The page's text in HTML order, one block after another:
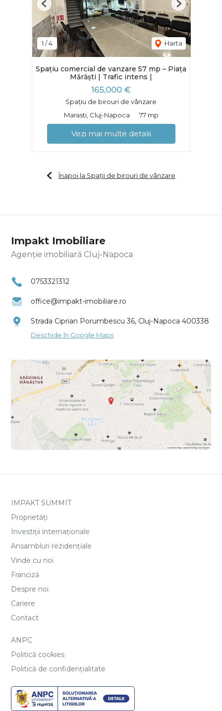
1 /4 Harta
Previous Next
Spațiu comercial de vanzare 57 mp – Piața
Mărăști | Trafic intens |
165,000 €
Spațiu de birouri de vânzare
Marasti, Cluj-Napoca
77 mp
Vezi mai multe detalii
Înapoi la Spații de birouri de vânzare
Impakt Imobiliare
Agenție imobiliară Cluj-Napoca
0753321312
office@impakt-imobiliare.ro
Strada Ciprian Porumbescu 36, Cluj-Napoca 400338
Deschide în Google Maps
IMPAKT SUMMIT
Proprietăți
Investiții internaționale
Ansambluri rezidențiale
Vinde cu noi
Franciză
Despre noi
Cariere
Contact
ANPC
Politică cookies
Politică de confidențialitate